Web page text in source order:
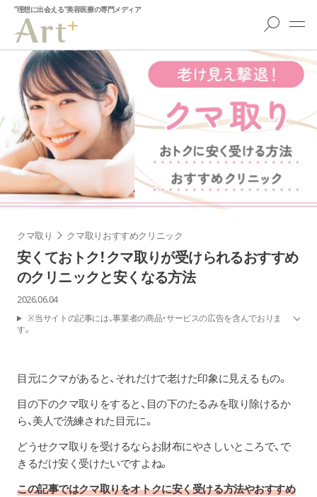
”理想に出会える”美容医療の専門メディア
クマ取り クマ取りおすすめクリニック
安くておトク！クマ取りが受けられるおすすめ
のクリニックと安くなる方法
2026.06.04
※当サイトの記事には、事業者の商品・サービスの広告を含んでおりま
す。
目元にクマがあると、それだけで老けた印象に見えるもの。
目の下のクマ取りをすると、目の下のたるみを取り除けるか
ら、美人で洗練された目元に。
どうせクマ取りを受けるならお財布にやさしいところで、で
きるだけ安く受けたいですよね。
この記事ではクマ取りをオトクに安く受ける方法やおすすめ